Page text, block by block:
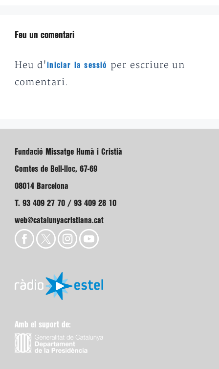
Feu un comentari
Heu d'iniciar la sessió
per escriure un
comentari.
Fundació Missatge Humà i Cristià
Comtes de Bell-lloc, 67-69
08014 Barcelona
T. 93 409 27 70 / 93 409 28 10
web@catalunyacristiana.cat
Amb el suport de: